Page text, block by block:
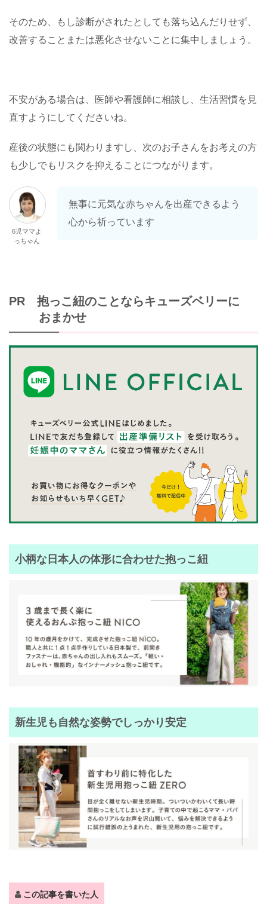
そのため、もし診断がされたとしても落ち込んだりせず、
改善することまたは悪化させないことに集中しましょう。
不安がある場合は、医師や看護師に相談し、生活習慣を見
直すようにしてくださいね。
産後の状態にも関わりますし、次のお子さんをお考えの方
も少しでもリスクを抑えることにつながります。
6児ママよ
っちゃん
無事に元気な赤ちゃんを出産できるよう
心から祈っています
PR 抱っこ紐のことならキューズベリーに
おまかせ
小柄な日本人の体形に合わせた抱っこ紐
新生児も自然な姿勢でしっかり安定
この記事を書いた人